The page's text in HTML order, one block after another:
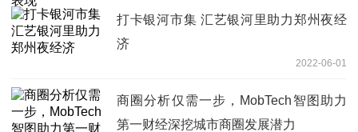
打卡银河市集 汇艺银河里助力郑州夜经
济
2022-06-01
商圈分析仅需一步，MobTech智图助力
第一财经深挖城市商圈发展潜力